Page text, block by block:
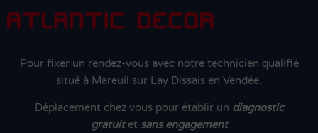
Pour fixer un rendez-vous avec notre technicien qualifié
situé à Mareuil sur Lay Dissais en Vendée.
Déplacement chez vous pour établir un diagnostic
gratuitet sans engagement